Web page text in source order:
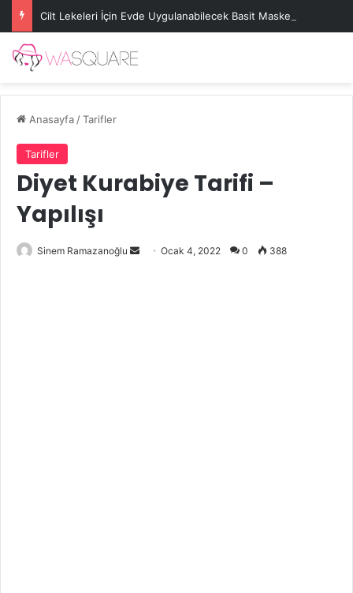
Cilt Lekeleri İçin Evde Uygulanabilecek Basit Maskeler
Anasayfa/Tarifler
Tarifler
Diyet Kurabiye Tarifi –
Yapılışı
Sinem Ramazanoğlu
Bir
Ocak 4, 2022 0 388